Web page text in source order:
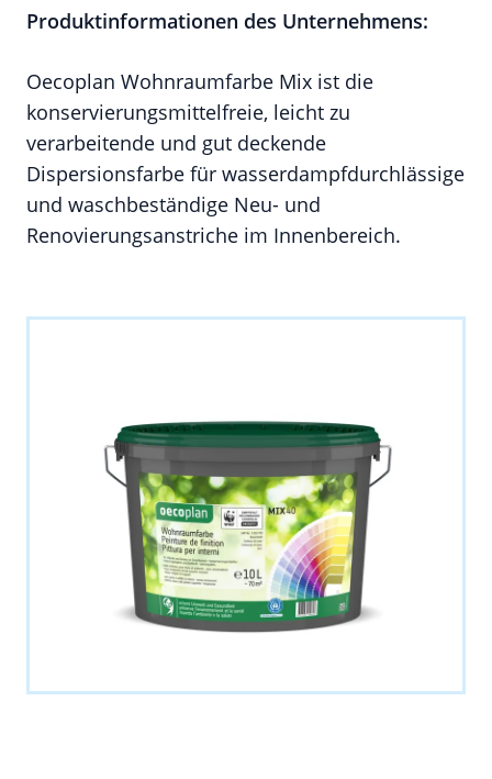
Produktinformationen des Unternehmens:
Oecoplan Wohnraumfarbe Mix ist die
konservierungsmittelfreie, leicht zu
verarbeitende und gut deckende
Dispersionsfarbe für wasserdampfdurchlässige
und waschbeständige Neu- und
Renovierungsanstriche im Innenbereich.